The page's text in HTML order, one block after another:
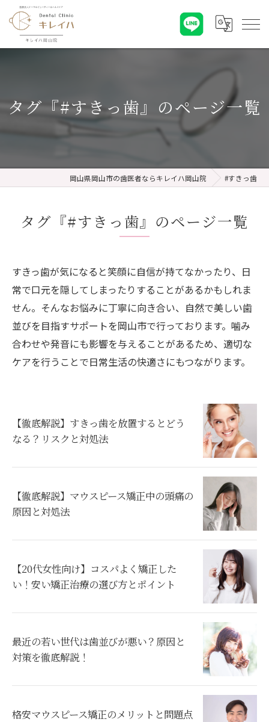
タグ『#すきっ歯』のページ一覧
岡山県岡山市の歯医者ならキレイハ岡山院 #すきっ歯
タグ『#すきっ歯』のページ一覧
すきっ歯が気になると笑顔に自信が持てなかったり、日
常で口元を隠してしまったりすることがあるかもしれま
せん。そんなお悩みに丁寧に向き合い、自然で美しい歯
並びを目指すサポートを岡山市で行っております。噛み
合わせや発音にも影響を与えることがあるため、適切な
ケアを行うことで日常生活の快適さにもつながります。
【徹底解説】すきっ歯を放置するとどう
なる？リスクと対処法
【徹底解説】マウスピース矯正中の頭痛の
原因と対処法
【20代女性向け】コスパよく矯正した
い！安い矯正治療の選び方とポイント
最近の若い世代は歯並びが悪い？原因と
対策を徹底解説！
格安マウスピース矯正のメリットと問題点